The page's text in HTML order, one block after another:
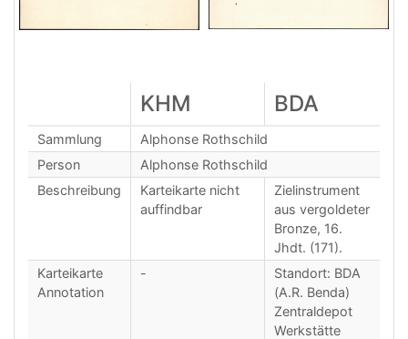
KHM BDA
Sammlung
Alphonse Rothschild
Person
Alphonse Rothschild
Beschreibung
Karteikarte nicht
auffindbar
Zielinstrument
aus vergoldeter
Bronze, 16.
Jhdt. (171).
Karteikarte
Annotation
-
Standort: BDA
(A.R. Benda)
Zentraldepot
Werkstätte